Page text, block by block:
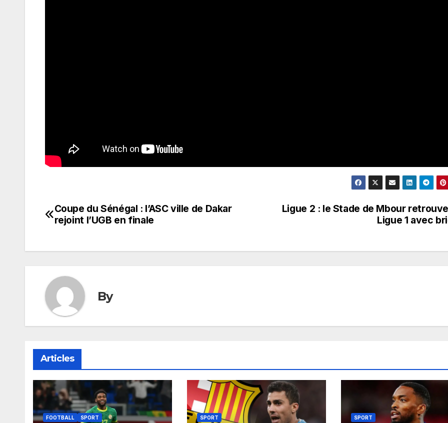
Navigation
l’article
Ligue 2 : le Stade de Mbour
Ligue 1 avec
Coupe du Sénégal : l’ASC ville de Dakar
rejoint l’UGB en finale
By
Articles
FOOTBALL SPORT SPORT SPORT